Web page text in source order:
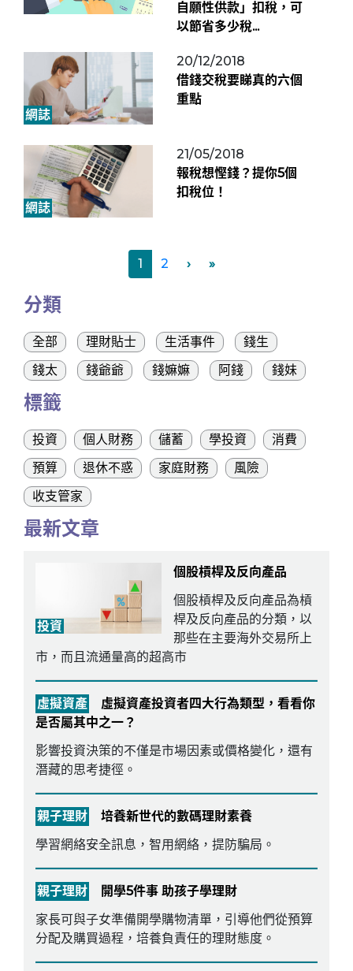
自願性供款」扣稅，可
以節省多少稅...
網誌
20/12/2018
借錢交稅要睇真的六個
重點
網誌
21/05/2018
報稅想慳錢？提你5個
扣稅位！
1 2 › »
分類
全部 理財貼士 生活事件
錢生
錢太
錢爺爺 錢嫲嫲 阿錢 錢妹
標籤
投資 個人財務 儲蓄 學投資
消費
預算
退休不惑 家庭財務
風險
收支管家
最新文章
投資
個股槓桿及反向產品
個股槓桿及反向產品為槓
桿及反向產品的分類，以
那些在主要海外交易所上
市，而且流通量高的超高市
虛擬資產
虛擬資產投資者四大行為類型，看看你
是否屬其中之一？
影響投資決策的不僅是市場因素或價格變化，還有
潛藏的思考捷徑。
親子理財
培養新世代的數碼理財素養
學習網絡安全訊息，智用網絡，提防騙局。
親子理財
開學5件事 助孩子學理財
家長可與子女準備開學購物清單，引導他們從預算
分配及購買過程，培養負責任的理財態度。